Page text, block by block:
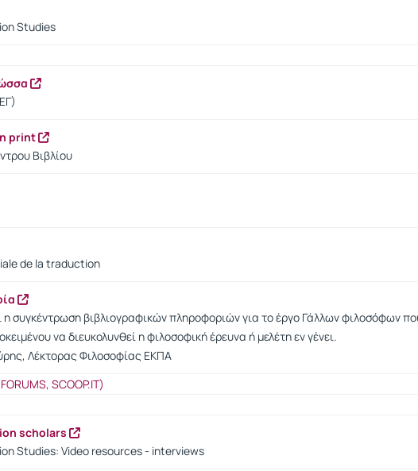
Studies
print
Βιβλίου
de la traduction
η συγκέντρωση βιβλιογραφικών πληροφοριών για το έργο Γάλλων φιλοσόφων
να διευκολυνθεί η φιλοσοφική έρευνα ή μελέτη εν γένει.
Λέκτορας Φιλοσοφίας ΕΚΠΑ
SCOOP.IT)
scholars
Studies: Video resources - interviews